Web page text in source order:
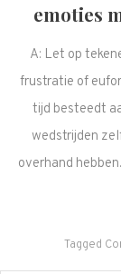
emoties
A: Let op
frustratie of
tijd besteedt
wedstrijden
overhand
Tagged